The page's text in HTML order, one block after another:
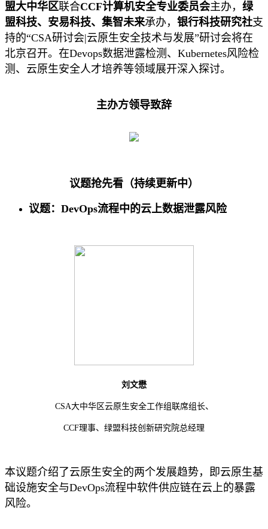
盟大中华区联合CCF计算机安全专业委员会主办， 绿
盟科技、安易科技、集智未来承办， 银行科技研究社支
持的“CSA研讨会|云原生安全技术与发展”研讨会将在
北京召开。在Devops数据泄露检测、Kubernetes风险检
测、云原生安全人才培养等领域展开深入探讨。
主办方领导致辞
议题抢先看（持续更新中）
议题：DevOps流程中的云上数据泄露风险
刘文懋
CSA大中华区云原生安全工作组联席组长、
CCF理事、绿盟科技创新研究院总经理
本议题介绍了云原生安全的两个发展趋势，即云原生基
础设施安全与DevOps流程中软件供应链在云上的暴露
风险。